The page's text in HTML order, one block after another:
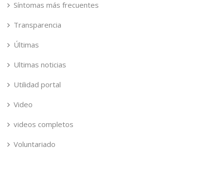
Síntomas más frecuentes
Transparencia
Últimas
Ultimas noticias
Utilidad portal
Video
videos completos
Voluntariado